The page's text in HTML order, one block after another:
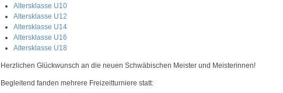
Altersklasse U10
Altersklasse U12
Altersklasse U14
Altersklasse U16
Altersklasse U18
Herzlichen Glückwunsch an die neuen Schwäbischen Meister und Meisterinnen!
Begleitend fanden mehrere Freizeitturniere statt: